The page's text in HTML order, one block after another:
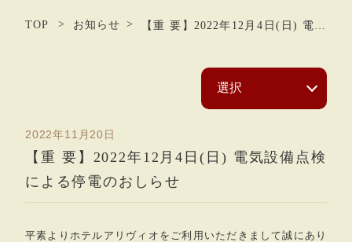
TOP お知らせ
【重 要】2022年12月4日(日) 電気
2022年11月20日
【重 要】2022年12月4日(日) 電気設備点検
による停電のおしらせ
平素よりホテルアリヴィオをご利用いただきまして誠にあり